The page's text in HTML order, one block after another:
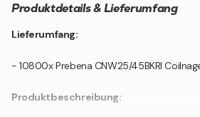
Produktdetails & Lieferumfang
Lieferumfang:
- 10800x Prebena CNW25/45BKRI
Produktbeschreibung: